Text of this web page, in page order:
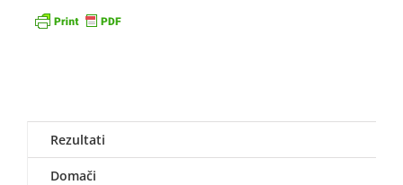
Rezultati
Domači